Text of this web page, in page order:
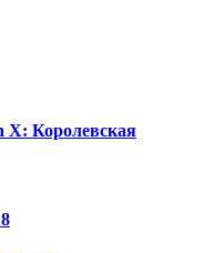
X: Королевская